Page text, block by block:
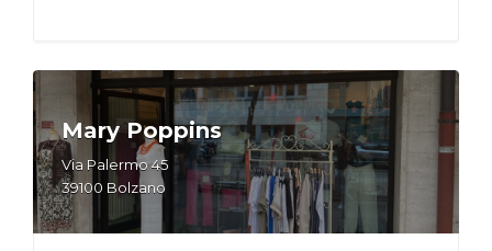
Mary Poppins
Via Palermo 45
39100 Bolzano